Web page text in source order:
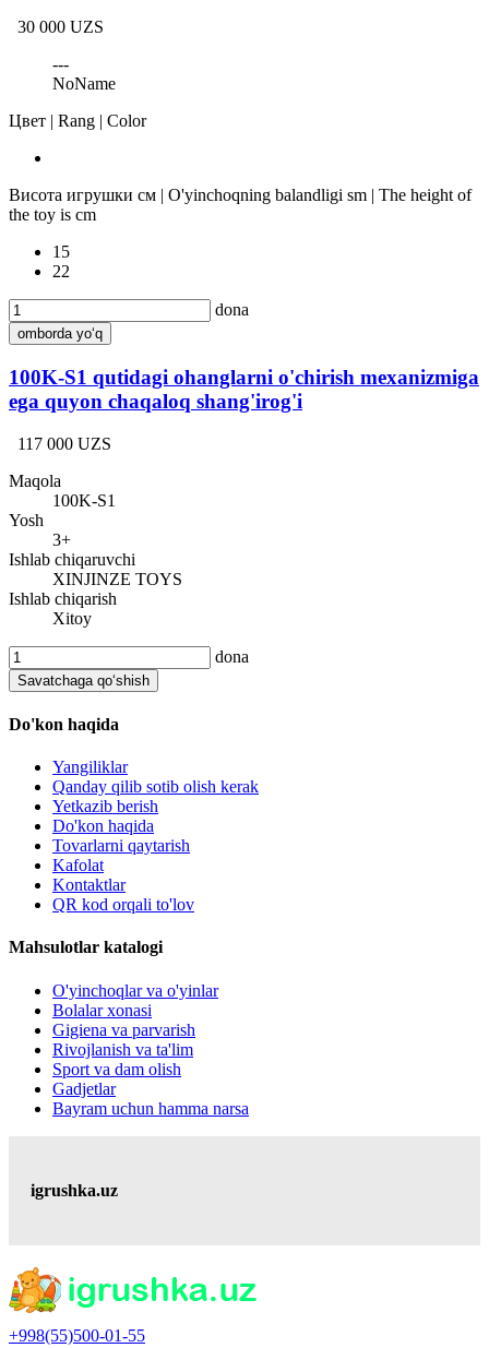
30 000 UZS
---
NoName
Цвет | Rang | Color
Висота игрушки см | O'yinchoqning balandligi sm | The height of
the toy is cm
15
22
dona
omborda yo‘q
100K-S1 qutidagi ohanglarni o'chirish mexanizmiga
ega quyon chaqaloq shang'irog'i
117 000 UZS
Maqola
100K-S1
Yosh
3+
Ishlab chiqaruvchi
XINJINZE TOYS
Ishlab chiqarish
Xitoy
dona
Savatchaga qo‘shish
Do'kon haqida
Yangiliklar
Qanday qilib sotib olish kerak
Yetkazib berish
Do'kon haqida
Tovarlarni qaytarish
Kafolat
Kontaktlar
QR kod orqali to'lov
Mahsulotlar katalogi
O'yinchoqlar va o'yinlar
Bolalar xonasi
Gigiena va parvarish
Rivojlanish va ta'lim
Sport va dam olish
Gadjetlar
Bayram uchun hamma narsa
igrushka.uz
+998(55)500-01-55